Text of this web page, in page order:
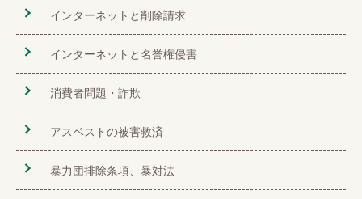
インターネットと削除請求
インターネットと名誉権侵害
消費者問題・詐欺
アスベストの被害救済
暴力団排除条項、暴対法